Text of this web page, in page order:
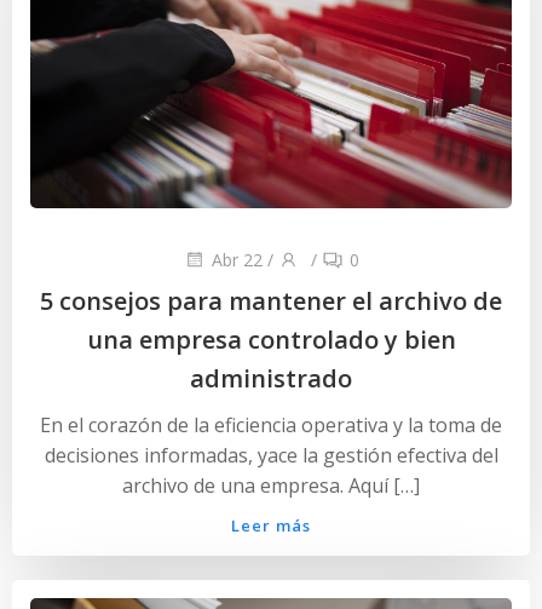
Abr 22 / / 0
5 consejos para mantener el archivo de
una empresa controlado y bien
administrado
En el corazón de la eficiencia operativa y la toma de
decisiones informadas, yace la gestión efectiva del
archivo de una empresa. Aquí […]
Leer más